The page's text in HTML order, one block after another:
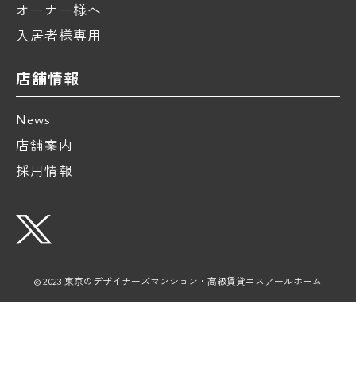
オーナー様へ
入居者様専用
店舗情報
News
店舗案内
採用情報
© 2023 東京のデザイナーズマンション・高級賃貸エスアールホーム